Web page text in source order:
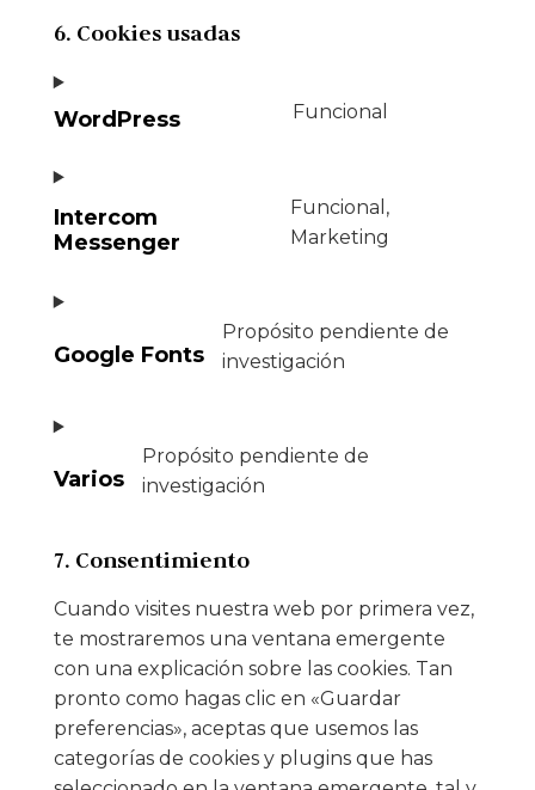
6. Cookies usadas
WordPress Funcional
Intercom
Messenger
Funcional,
Marketing
Google Fonts
Propósito pendiente de
investigación
Varios
Propósito pendiente de
investigación
7. Consentimiento
Cuando visites nuestra web por primera vez,
te mostraremos una ventana emergente
con una explicación sobre las cookies. Tan
pronto como hagas clic en «Guardar
preferencias», aceptas que usemos las
categorías de cookies y plugins que has